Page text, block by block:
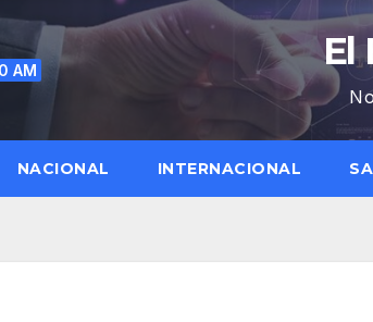
AM El
NACIONAL INTERNACIONAL